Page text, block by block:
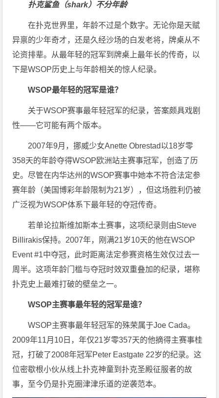
扑克鲨鱼（shark）不分年龄
在扑克世界里，年龄不过是个数字。无论你是天赋
异禀的少年奇才，还是久经沙场的白发老将，牌桌从不
论资排辈。从最年轻的冠军到牌桌上最年长的传奇，以
下是WSOP历史上与年龄相关的惊人纪录。
WSOP最年轻的冠军是谁？
关于WSOP赛事最年轻冠军的纪录，答案颇具戏剧
性——它可能有两个版本。
2007年9月，挪威少女Anette Obrestad以18岁零
358天的年龄夺得WSOP欧洲站主赛事冠军，创造了历
史。尽管在内华达州的WSOP赛事中她本不符合法定参
赛年龄（美国博彩年龄限制为21岁），但这场胜利仍被
广泛视为WSOP体系下最年轻的夺冠传奇。
若单论拉斯维加斯本土赛事，这项纪录则由Steve
Billirakis保持。2007年，刚满21岁10天的他在WSOP
Event #1中夺冠，此时距离法定参赛资格生效仅过去一
周半。这项年龄门槛与夺冠时效双重叠加的纪录，堪称
扑克史上最难打破的壁垒之一。
WSOP主赛事最年轻的冠军是谁？
WSOP主赛事最年轻冠军的殊荣属于Joe Cada。
2009年11月10日，年仅21岁零357天的他摘得主赛事桂
冠，打破了2008年冠军Peter Eastgate 22岁的纪录。这
位密歇根小伙从线上扑克神童到扑克圣殿征服者的故
事，至今仍是扑克圈津津乐道的逆袭范本。